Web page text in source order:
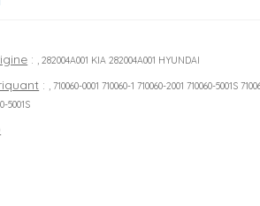
: , 282004A001 KIA 282004A001 HYUNDAI
:
, 710060-0001 710060-1 710060-2001 710060-5001S
5001S